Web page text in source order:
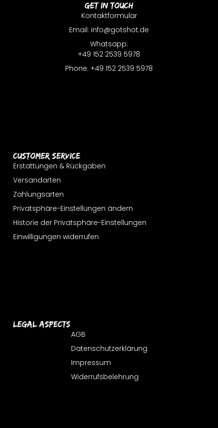
Customer Service
Erstattungen & Rückgaben
Versandarten
Zahlungsarten
Privatsphäre-Einstellungen ändern
Historie der Privatsphäre-Einstellungen
Einwilligungen widerrufen
Get In Touch
Kontaktformular
Email: info@gotshot.de
Whatsapp:
+49 152 2539 5978
Phone: +49 152 2539 5978
Legal Aspects
AGB
Datenschutzerklärung
Impressum
Widerrufsbelehrung